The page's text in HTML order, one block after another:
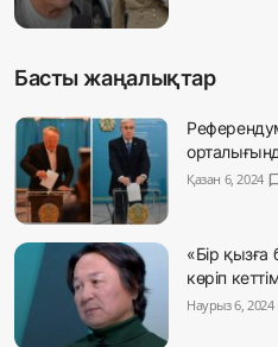
Басты жаңалықтар
Қазан 6, 2024
«Бір қызға
көріп
Наурыз 6, 2024